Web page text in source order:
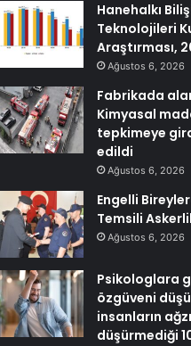
Hanehalkı
Teknolojileri
Araştırması,
Ağustos 6, 2026
Fabrikada
Kimyasal
tepkimeye
edildi
Ağustos 6, 2026
Engelli
Temsili
Ağustos 6, 2026
Psikologlara
özgüveni
insanların
düşürmediği